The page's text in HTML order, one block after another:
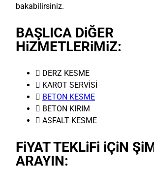
bakabilirsiniz.
BAŞLICA DiĞER
HiZMETLERiMiZ:
 DERZ KESME
 KAROT SERVİSİ
 BETON KESME
 BETON KIRIM
 ASFALT KESME
FiYAT TEKLiFi iÇiN
ARAYIN: